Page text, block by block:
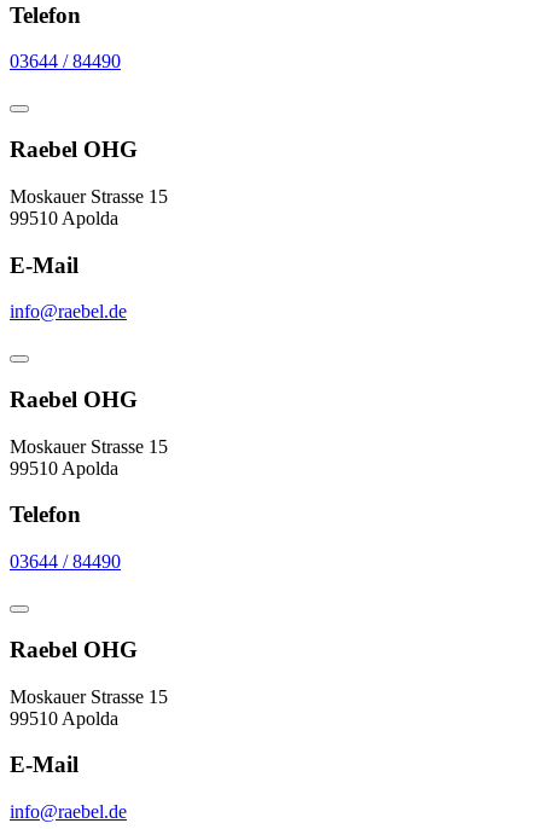
Telefon
03644 / 84490
Raebel OHG
Moskauer Strasse 15
99510 Apolda
E-Mail
info@raebel.de
Raebel OHG
Moskauer Strasse 15
99510 Apolda
Telefon
03644 / 84490
Raebel OHG
Moskauer Strasse 15
99510 Apolda
E-Mail
info@raebel.de